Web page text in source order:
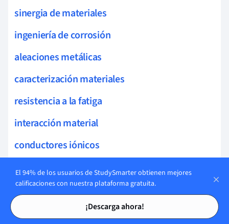
Tarjetas de estudio
Tarjetas de estudio
sinergia de materiales
ingeniería de corrosión
aleaciones metálicas
caracterización materiales
resistencia a la fatiga
interacción material
conductores iónicos
características termoeléctricas
química supramolecular
microestructura de materiales
El 94% de los usuarios de StudySmarter obtienen mejores
calificaciones con nuestra plataforma gratuita.
¡Descarga ahora!